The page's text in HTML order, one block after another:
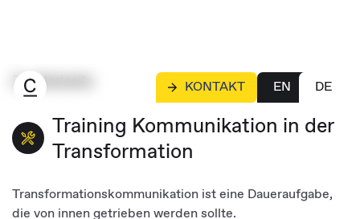
KONTAKT EN DE
Zur Startseite
Training Kommunikation in der
Transformation
Transformationskommunikation ist eine Daueraufgabe,
die von innen getrieben werden sollte.